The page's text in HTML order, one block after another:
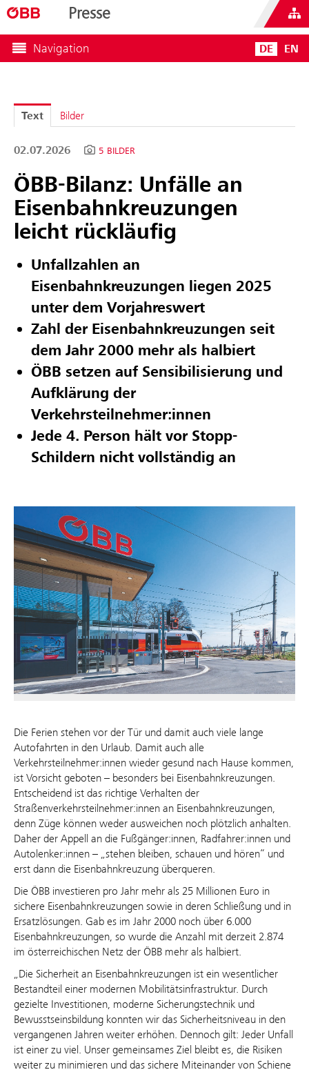
Presse
Navigation DE EN
Text Bilder
02.07.2026 5 BILDER
ÖBB-Bilanz: Unfälle an
Eisenbahnkreuzungen
leicht rückläufig
Unfallzahlen an
Eisenbahnkreuzungen liegen 2025
unter dem Vorjahreswert
Zahl der Eisenbahnkreuzungen seit
dem Jahr 2000 mehr als halbiert
ÖBB setzen auf Sensibilisierung und
Aufklärung der
Verkehrsteilnehmer:innen
Jede 4. Person hält vor Stopp-
Schildern nicht vollständig an
Die Ferien stehen vor der Tür und damit auch viele lange
Autofahrten in den Urlaub. Damit auch alle
Verkehrsteilnehmer:innen wieder gesund nach Hause kommen,
ist Vorsicht geboten – besonders bei Eisenbahnkreuzungen.
Entscheidend ist das richtige Verhalten der
Straßenverkehrsteilnehmer:innen an Eisenbahnkreuzungen,
denn Züge können weder ausweichen noch plötzlich anhalten.
Daher der Appell an die Fußgänger:innen, Radfahrer:innen und
Autolenker:innen – „stehen bleiben, schauen und hören“ und
erst dann die Eisenbahnkreuzung überqueren.
Die ÖBB investieren pro Jahr mehr als 25 Millionen Euro in
sichere Eisenbahnkreuzungen sowie in deren Schließung und in
Ersatzlösungen. Gab es im Jahr 2000 noch über 6.000
Eisenbahnkreuzungen, so wurde die Anzahl mit derzeit 2.874
im österreichischen Netz der ÖBB mehr als halbiert.
„Die Sicherheit an Eisenbahnkreuzungen ist ein wesentlicher
Bestandteil einer modernen Mobilitätsinfrastruktur. Durch
gezielte Investitionen, moderne Sicherungstechnik und
Bewusstseinsbildung konnten wir das Sicherheitsniveau in den
vergangenen Jahren weiter erhöhen. Dennoch gilt: Jeder Unfall
ist einer zu viel. Unser gemeinsames Ziel bleibt es, die Risiken
weiter zu minimieren und das sichere Miteinander von Schiene